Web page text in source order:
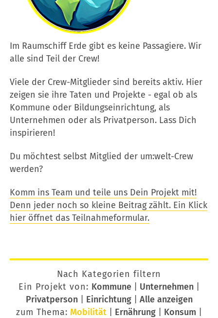
Im Raumschiff Erde gibt es keine Passagiere. Wir
alle sind Teil der Crew!
Viele der Crew-Mitglieder sind bereits aktiv. Hier
zeigen sie ihre Taten und Projekte - egal ob als
Kommune oder Bildungseinrichtung, als
Unternehmen oder als Privatperson. Lass Dich
inspirieren!
Du möchtest selbst Mitglied der um:welt-Crew
werden?
Komm ins Team und teile uns Dein Projekt mit!
Denn jeder noch so kleine Beitrag zählt. Ein Klick
hier öffnet das Teilnahmeformular.
Nach Kategorien filtern
Ein Projekt von: Kommune| Unternehmen|
Privatperson| Einrichtung| Alle anzeigen
zum Thema: Mobilität Ernährung Konsum